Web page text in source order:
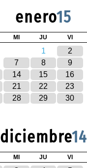
enero15
MI JU VI
1 2
7 8 9
14 15 16
21 22 23
28 29 30
diciembre14
MI JU VI